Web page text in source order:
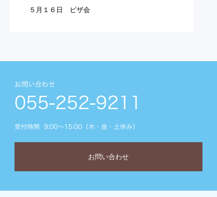
５月１６日 ピザ会
お問い合わせ